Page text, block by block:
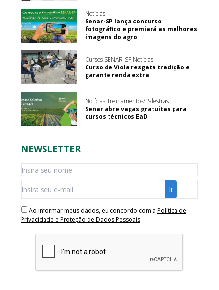
Notícias
Senar-SP lança concurso
fotográfico e premiará as melhores
imagens do agro
Cursos SENAR-SP Notícias
Curso de Viola resgata tradição e
garante renda extra
Notícias Treinamentos/Palestras
Senar abre vagas gratuitas para
cursos técnicos EaD
NEWSLETTER
Ao informar meus dados, eu concordo com a Política de
Privacidade e Proteção de Dados Pessoais